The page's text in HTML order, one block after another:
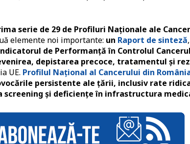
serie de 29 de Profiluri Naționale ale
elemente noi importante: un Raport de sinteză
de Performanță în Controlul
depistarea precoce, tratamentul și
UE. Profilul Național al Cancerului din
persistente ale țării, inclusiv rate
screening și deficiențe în infrastructura